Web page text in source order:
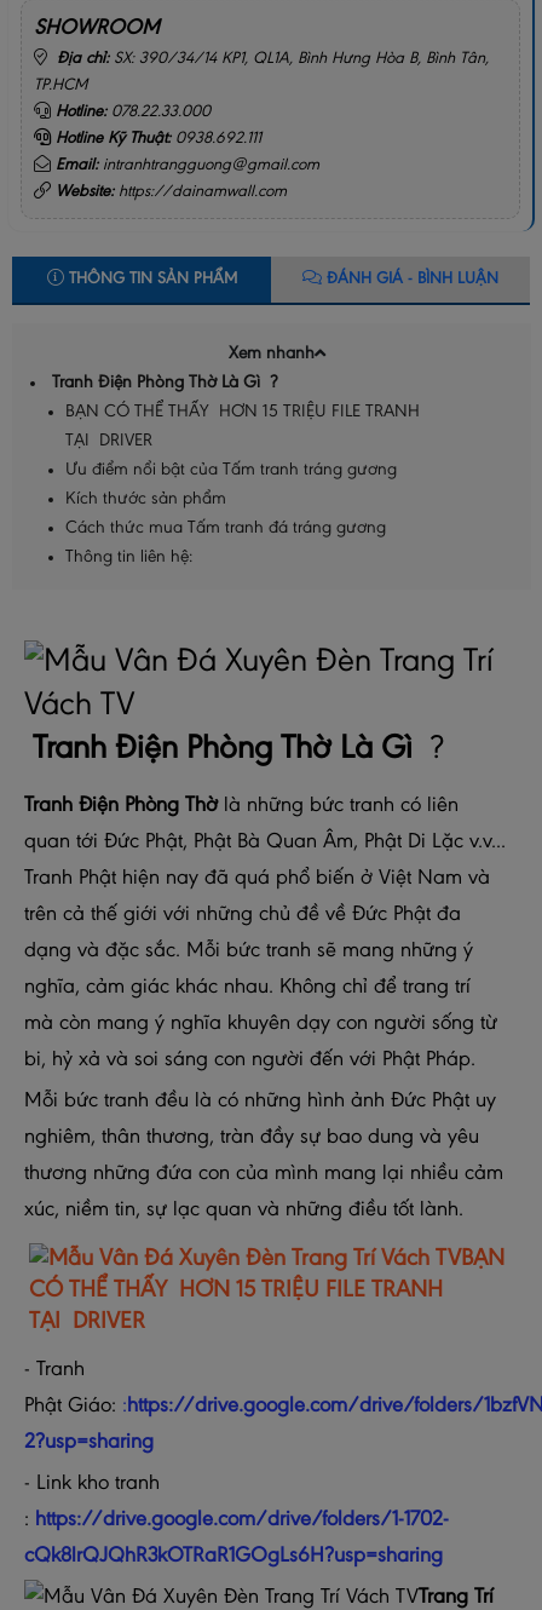
SHOWROOM
Địa chỉ: SX: 390/34/14 KP1, QL1A, Bình Hưng Hòa B, Bình Tân,
TP.HCM
Hotline: 078.22.33.000
Hotline Kỹ Thuật: 0938.692.111
Email: intranhtrangguong@gmail.com
Website:https://dainamwall.com
THÔNG TIN SẢN PHẨM ĐÁNH GIÁ - BÌNH LUẬN
Xem nhanh
Tranh Điện Phòng Thờ Là Gì ?
BẠN CÓ THỂ THẤY HƠN 15 TRIỆU FILE TRANH
TẠI DRIVER
Ưu điểm nổi bật của Tấm tranh tráng gương
Kích thước sản phẩm
Cách thức mua Tấm tranh đá tráng gương
Thông tin liên hệ:
Tranh Điện Phòng Thờ Là Gì ?
Tranh Điện Phòng Thờlà những bức tranh có liên
quan tới Đức Phật, Phật Bà Quan Âm, Phật Di Lặc v.v...
Tranh Phật hiện nay đã quá phổ biến ở Việt Nam và
trên cả thế giới với những chủ đề về Đức Phật đa
dạng và đặc sắc. Mỗi bức tranh sẽ mang những ý
nghĩa, cảm giác khác nhau. Không chỉ để trang trí
mà còn mang ý nghĩa khuyên dạy con người sống từ
bi, hỷ xả và soi sáng con người đến với Phật Pháp.
Mỗi bức tranh đều là có những hình ảnh Đức Phật uy
nghiêm, thân thương, tràn đầy sự bao dung và yêu
thương những đứa con của mình mang lại nhiều cảm
xúc, niềm tin, sự lạc quan và những điều tốt lành.
BẠN
CÓ THỂ THẤY HƠN 15 TRIỆU FILE TRANH
TẠI DRIVER
- Tranh
Phật Giáo: :https://drive.google.com/drive/folders/
2?usp=sharing
- Link kho tranh
: https://drive.google.com/drive/folders/1-1702-
cQk8lrQJQhR3kOTRaR1GOgLs6H?usp=sharing
Trang Trí